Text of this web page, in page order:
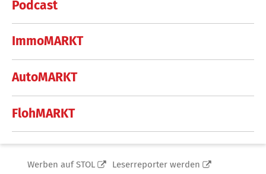
Podcast
ImmoMARKT
AutoMARKT
FlohMARKT
Werben auf STOL
Leserreporter werden